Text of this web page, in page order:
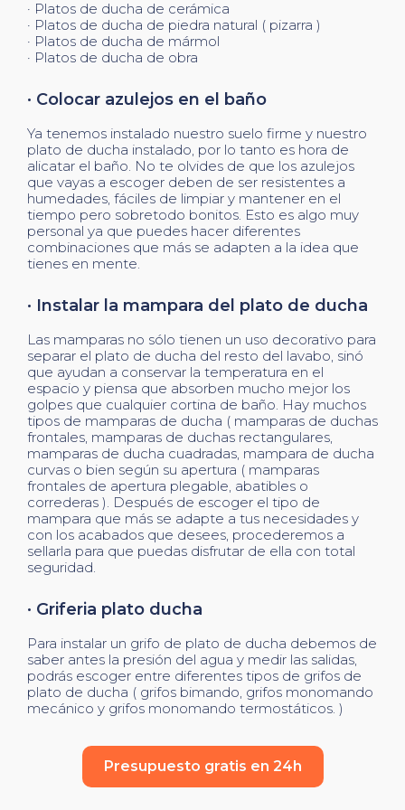
· Platos de ducha de cerámica
· Platos de ducha de piedra natural ( pizarra )
· Platos de ducha de mármol
· Platos de ducha de obra
· Colocar azulejos en el baño
Ya tenemos instalado nuestro suelo firme y nuestro
plato de ducha instalado, por lo tanto es hora de
alicatar el baño. No te olvides de que los azulejos
que vayas a escoger deben de ser resistentes a
humedades, fáciles de limpiar y mantener en el
tiempo pero sobretodo bonitos. Esto es algo muy
personal ya que puedes hacer diferentes
combinaciones que más se adapten a la idea que
tienes en mente.
· Instalar la mampara del plato de ducha
Las mamparas no sólo tienen un uso decorativo para
separar el plato de ducha del resto del lavabo, sinó
que ayudan a conservar la temperatura en el
espacio y piensa que absorben mucho mejor los
golpes que cualquier cortina de baño. Hay muchos
tipos de mamparas de ducha ( mamparas de duchas
frontales, mamparas de duchas rectangulares,
mamparas de ducha cuadradas, mampara de ducha
curvas o bien según su apertura ( mamparas
frontales de apertura plegable, abatibles o
correderas ). Después de escoger el tipo de
mampara que más se adapte a tus necesidades y
con los acabados que desees, procederemos a
sellarla para que puedas disfrutar de ella con total
seguridad.
· Griferia plato ducha
Para instalar un grifo de plato de ducha debemos de
saber antes la presión del agua y medir las salidas,
podrás escoger entre diferentes tipos de grifos de
plato de ducha ( grifos bimando, grifos monomando
mecánico y grifos monomando termostáticos. )
Presupuesto gratis en 24h